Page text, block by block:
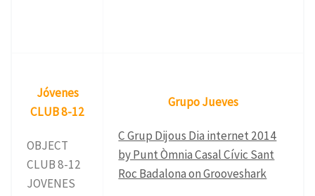
Jóvenes
CLUB 8-12
OBJECT
CLUB 8-12
JOVENES
Grupo Jueves
C Grup Dijous Dia internet 2014
by Punt Òmnia Casal Cívic Sant
Roc Badalona on Grooveshark